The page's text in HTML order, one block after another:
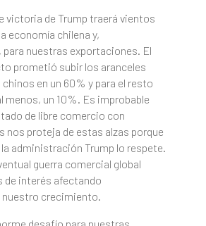
victoria de Trump traerá vientos
economía chilena y,
nuestras exportaciones. El
prometió subir los aranceles
en un 60% y para el resto
menos, un 10%. Es improbable
de libre comercio con
nos proteja de estas alzas porque
administración Trump lo respete.
guerra comercial global
de interés afectando
crecimiento.